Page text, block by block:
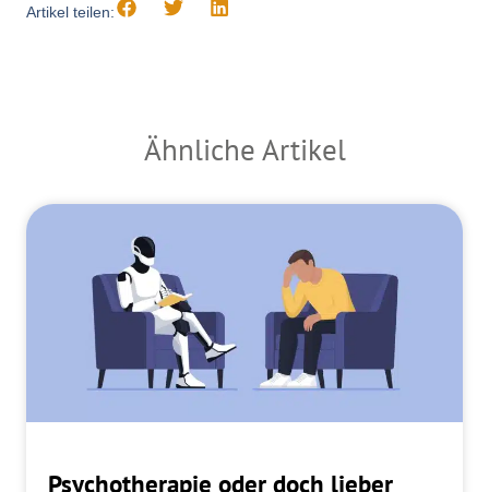
Artikel teilen:
Ähnliche Artikel
Psychotherapie oder doch lieber